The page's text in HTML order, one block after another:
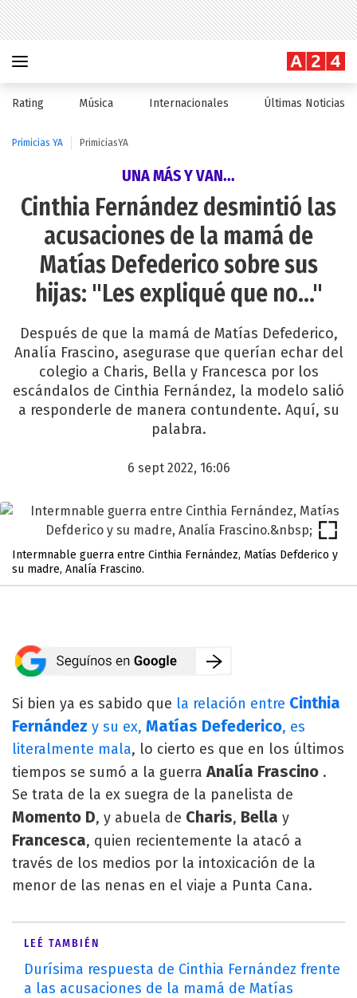
Rating Música Internacionales Últimas Noticias
Primicias YA PrimiciasYA
UNA MÁS Y VAN...
Cinthia Fernández desmintió las
acusaciones de la mamá de
Matías Defederico sobre sus
hijas: "Les expliqué que no..."
Después de que la mamá de Matías Defederico,
Analía Frascino, asegurase que querían echar del
colegio a Charis, Bella y Francesca por los
escándalos de Cinthia Fernández, la modelo salió
a responderle de manera contundente. Aquí, su
palabra.
6 sept 2022, 16:06
Intermnable guerra entre Cinthia Fernández, Matías Defderico y
su madre, Analía Frascino.
Si bien ya es sabido que la relación entre Cinthia
Fernández y su ex, Matías Defederico, es
literalmente mala, lo cierto es que en los últimos
tiempos se sumó a la guerraAnalía Frascino .
Se trata de la ex suegra de la panelista de
Momento D, y abuela de Charis, Bella y
Francesca, quien recientemente la atacó a
través de los medios por la intoxicación de la
menor de las nenas en el viaje a Punta Cana.
LEÉ TAMBIÉN
Durísima respuesta de Cinthia Fernández frente
a las acusaciones de la mamá de Matías